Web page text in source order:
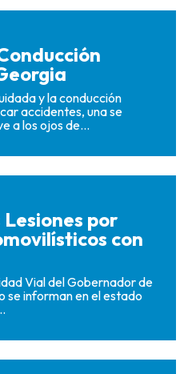
y la conducción
accidentes, una se
a los ojos de...
por
con
Vial del Gobernador de
se informan en el estado